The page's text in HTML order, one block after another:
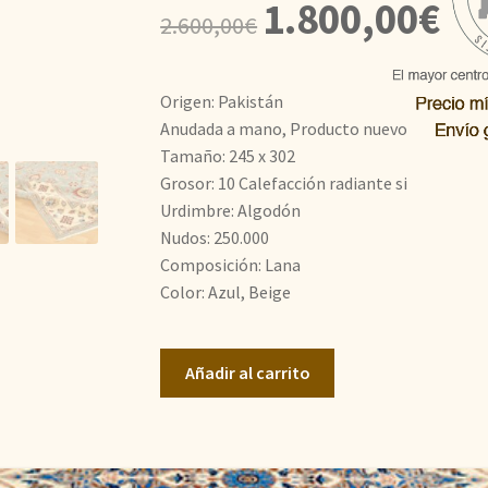
2.600,00€
precio
era:
2.600,00€.
1.800,00€
es:
Origen: Pakistán
Anudada a mano, Producto nuevo
Tamaño: 245 x 302
Grosor: 10 Calefacción radiante si
Urdimbre: Algodón
Nudos: 250.000
Composición: Lana
Color: Azul, Beige
Añadir al carrito